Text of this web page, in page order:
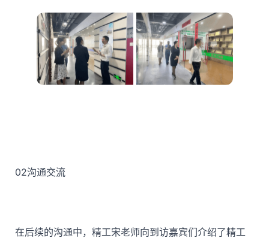
02沟通交流
在后续的沟通中，精工宋老师向到访嘉宾们介绍了精工